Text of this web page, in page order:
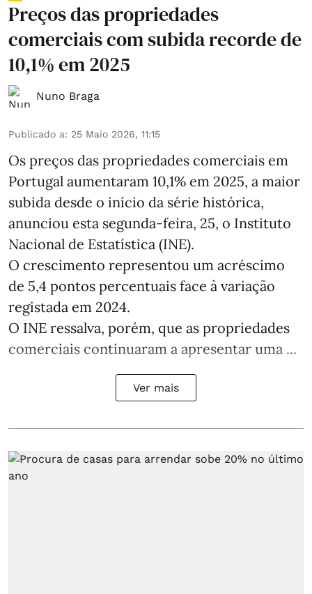
Preços das propriedades
comerciais com subida recorde de
10,1% em 2025
Nuno Braga
Publicado a: 25 Maio 2026, 11:15
Os preços das propriedades comerciais em
Portugal aumentaram 10,1% em 2025, a maior
subida desde o início da série histórica,
anunciou esta segunda-feira, 25, o Instituto
Nacional de Estatística (INE).
O crescimento representou um acréscimo
de 5,4 pontos percentuais face à variação
registada em 2024.
O INE ressalva, porém, que as propriedades
comerciais continuaram a apresentar uma ...
Ver mais